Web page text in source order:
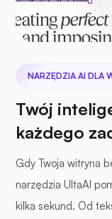
NARZĘDZIA AI DLA
Twój
każdego
Gdy Twoja witryna
narzędzia UltaAI
kilka sekund. Od